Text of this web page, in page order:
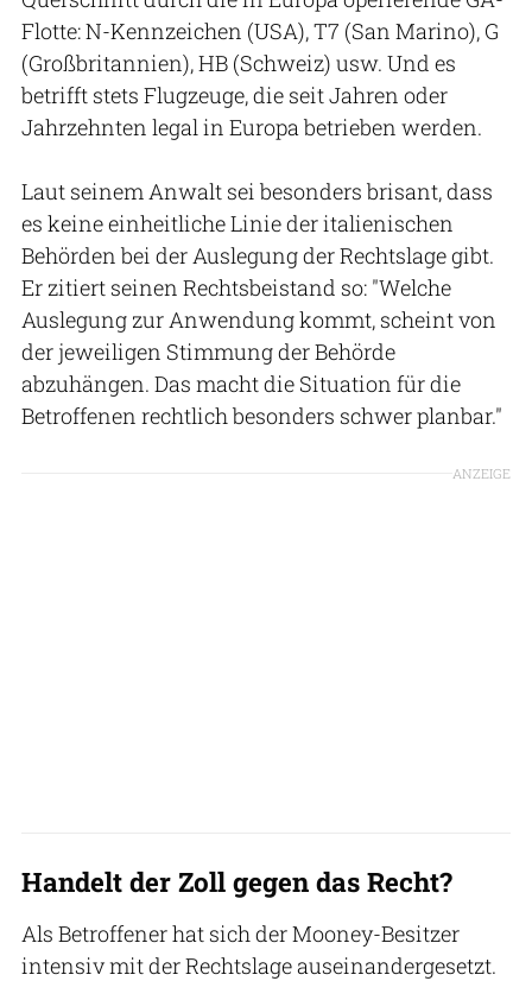
Flotte: N-Kennzeichen (USA), T7 (San Marino), G
(Großbritannien), HB (Schweiz) usw. Und es
betrifft stets Flugzeuge, die seit Jahren oder
Jahrzehnten legal in Europa betrieben werden.
Laut seinem Anwalt sei besonders brisant, dass
es keine einheitliche Linie der italienischen
Behörden bei der Auslegung der Rechtslage gibt.
Er zitiert seinen Rechtsbeistand so: "Welche
Auslegung zur Anwendung kommt, scheint von
der jeweiligen Stimmung der Behörde
abzuhängen. Das macht die Situation für die
Betroffenen rechtlich besonders schwer planbar."
ANZEIGE
Handelt der Zoll gegen das Recht?
Als Betroffener hat sich der Mooney-Besitzer
intensiv mit der Rechtslage auseinandergesetzt.